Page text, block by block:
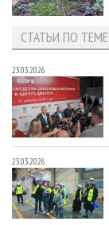
СТАТЬИ ПО ТЕМЕ
23.03.2026
23.03.2026